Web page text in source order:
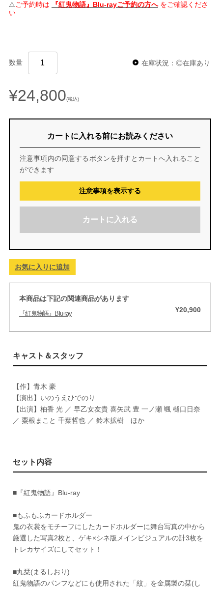
⚠ ご予約時は 『紅鬼物語』Blu-rayご予約の方へをご確認くださ
い
数量 在庫状況：◎在庫あり
¥24,800(税込)
カートに入れる前にお読みください
注意事項内の同意するボタンを押すとカートへ入れること
ができます
注意事項を表示する
カートに入れる
お気に入りに追加
本商品は下記の関連商品があります
『紅鬼物語』Blu-ray ¥20,900
キャスト＆スタッフ
【作】青木 豪
【演出】いのうえひでのり
【出演】柚香 光 ／ 早乙女友貴 喜矢武 豊 一ノ瀬 颯 樋口日奈
／ 粟根まこと 千葉哲也 ／ 鈴木拡樹 ほか
セット内容
■『紅鬼物語』Blu-ray
■もふもふカードホルダー
鬼の衣裳をモチーフにしたカードホルダーに舞台写真の中から
厳選した写真2枚と、ゲキ×シネ版メインビジュアルの計3枚を
トレカサイズにしてセット！
■丸栞(まるしおり)
紅鬼物語のパンフなどにも使用された「紋」を金属製の栞(し